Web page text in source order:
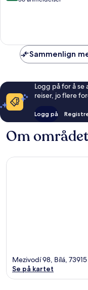
Sammenlign
Logg på for å
reiser, jo flere
Logg på
Om området
Mezivodí 98, Bílá, 73915
Se på kartet